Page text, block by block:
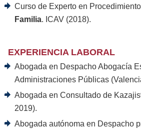
Curso de Experto en
Familia. ICAV (2018).
EXPERIENCIA LABORAL
Abogada en Despacho Abogacía
Administraciones Públicas
Abogada en Consultado de
2019).
Abogada autónoma en Despacho